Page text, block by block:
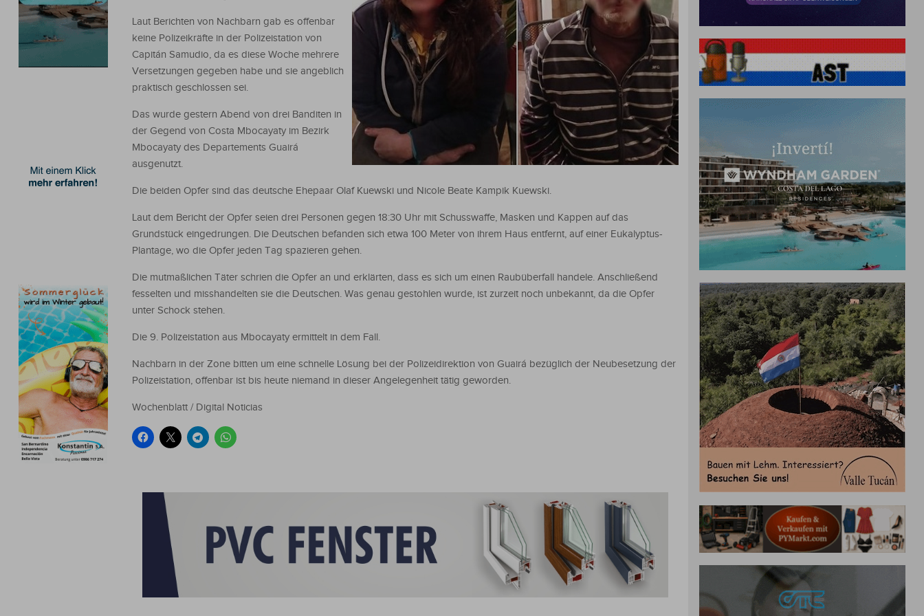
Laut Berichten von Nachbarn gab es offenbar
keine Polizeikräfte in der Polizeistation von
Capitán Samudio, da es diese Woche mehrere
Versetzungen gegeben habe und sie angeblich
praktisch geschlossen sei.
Das wurde gestern Abend von drei Banditen in
der Gegend von Costa Mbocayaty im Bezirk
Mbocayaty des Departements Guairá
ausgenutzt.
Die beiden Opfer sind das deutsche Ehepaar Olaf Kuewski und Nicole Beate Kampik Kuewski.
Laut dem Bericht der Opfer seien drei Personen gegen 18:30 Uhr mit Schusswaffe, Masken und Kappen auf das
Grundstück eingedrungen. Die Deutschen befanden sich etwa 100 Meter von ihrem Haus entfernt, auf einer Eukalyptus-
Plantage, wo die Opfer jeden Tag spazieren gehen.
Die mutmaßlichen Täter schrien die Opfer an und erklärten, dass es sich um einen Raubüberfall handele. Anschließend
fesselten und misshandelten sie die Deutschen. Was genau gestohlen wurde, ist zurzeit noch unbekannt, da die Opfer
unter Schock stehen.
Die 9. Polizeistation aus Mbocayaty ermittelt in dem Fall.
Nachbarn in der Zone bitten um eine schnelle Lösung bei der Polizeidirektion von Guairá bezüglich der Neubesetzung der
Polizeistation, offenbar ist bis heute niemand in dieser Angelegenheit tätig geworden.
Wochenblatt / Digital Noticias